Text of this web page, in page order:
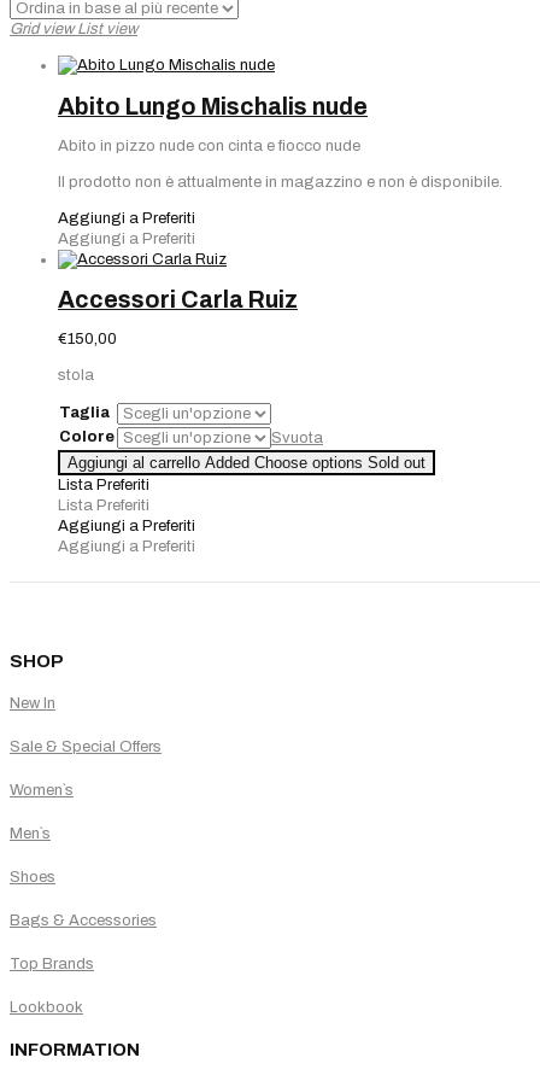
base
recente
Grid view List view
Abito Lungo Mischalis nude
Abito in pizzo nude con cinta e fiocco nude
Il prodotto non è attualmente in magazzino e non è disponibile.
Aggiungi a Preferiti
Aggiungi a Preferiti
Accessori Carla Ruiz
€150,00
stola
Taglia
Colore
Svuota
Aggiungi al carrello Added Choose options Sold out
Lista Preferiti
Lista Preferiti
Aggiungi a Preferiti
Aggiungi a Preferiti
SHOP
New In
Sale & Special Offers
Women`s
Men`s
Shoes
Bags & Accessories
Top Brands
Lookbook
INFORMATION